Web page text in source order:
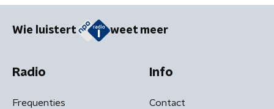
Wie luistert weet meer
Radio
Frequenties
Info
Contact